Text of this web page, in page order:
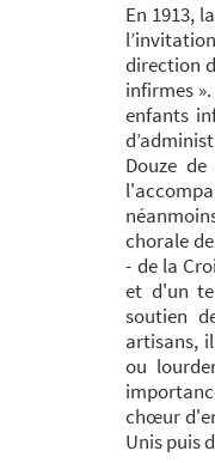
En 1913,
direction
infirmes
enfants
Douze
chorale
- de la
et d'un
soutien
artisans,
ou
chœur
Unis puis